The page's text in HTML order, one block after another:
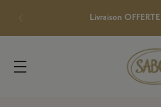
Livraison OFFERTE